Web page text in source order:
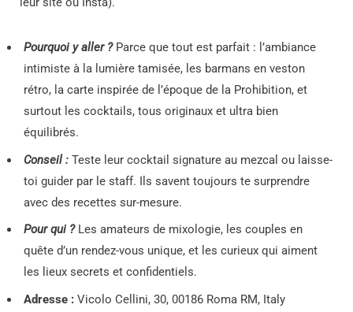
Pourquoi y aller ?Parce que tout est parfait : l’ambiance
intimiste à la lumière tamisée, les barmans en veston
rétro, la carte inspirée de l’époque de la Prohibition, et
surtout les cocktails, tous originaux et ultra bien
équilibrés.
Conseil : Teste leur cocktail signature au mezcal ou laisse-
toi guider par le staff. Ils savent toujours te surprendre
avec des recettes sur-mesure.
Pour qui ?Les amateurs de mixologie, les couples en
quête d’un rendez-vous unique, et les curieux qui aiment
les lieux secrets et confidentiels.
Adresse : Vicolo Cellini, 30, 00186 Roma RM, Italy